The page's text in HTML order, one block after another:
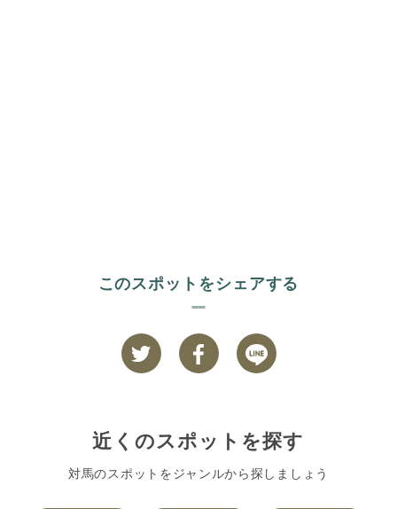
このスポットをシェアする
近くのスポットを探す
対馬のスポットをジャンルから探しましょう